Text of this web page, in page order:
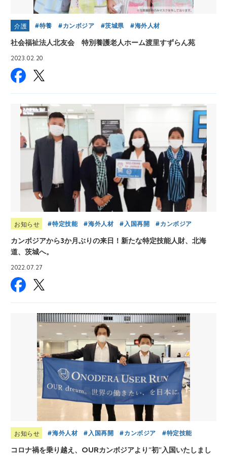
介護 特養 カンボジア 茨城県 海外人材
社会福祉法人北友会 特別養護老人ホーム渡里すずらん苑
2023.02.20
お知らせ 特定技能 海外人材 入国再開 カンボジア
カンボジアから3か月ぶりの来日！新たな特定技能人財、北海
道、茨城へ。
2022.07.27
お知らせ 海外人材 入国再開 カンボジア 特定技能
コロナ禍を乗り越え、OURカンボジアより”初”入国いたしまし